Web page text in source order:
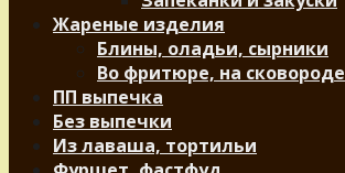
Жареные изделия
Блины, оладьи, сырники
Во фритюре, на сковороде
ПП выпечка
Без выпечки
Из лаваша, тортильи